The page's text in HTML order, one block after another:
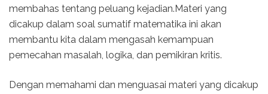
membahas tentang peluang kejadian.Materi yang
dicakup dalam soal sumatif matematika ini akan
membantu kita dalam mengasah kemampuan
pemecahan masalah, logika, dan pemikiran kritis.
Dengan memahami dan menguasai materi yang dicakup